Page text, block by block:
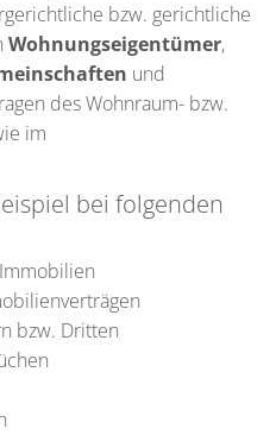
bzw. gerichtliche
Wohnungseigentümer,
und
des Wohnraum- bzw.
im
bei folgenden
bzw. Dritten